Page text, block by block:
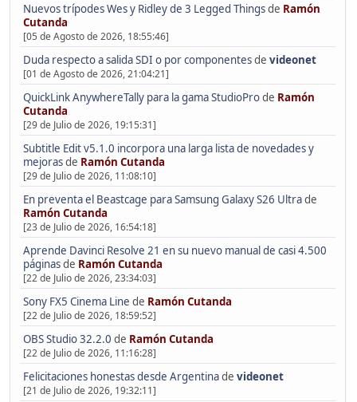
Nuevos trípodes Wes y Ridley de 3 Legged Thingsde Ramón
Cutanda
[05 de Agosto de 2026, 18:55:46]
Duda respecto a salida SDI o por componentesde videonet
[01 de Agosto de 2026, 21:04:21]
QuickLink AnywhereTally para la gama StudioProde Ramón
Cutanda
[29 de Julio de 2026, 19:15:31]
Subtitle Edit v5.1.0 incorpora una larga lista de novedades y
mejorasde Ramón Cutanda
[29 de Julio de 2026, 11:08:10]
En preventa el Beastcage para Samsung Galaxy S26 Ultrade
Ramón Cutanda
[23 de Julio de 2026, 16:54:18]
Aprende Davinci Resolve 21 en su nuevo manual de casi 4.500
páginasde Ramón Cutanda
[22 de Julio de 2026, 23:34:03]
Sony FX5 Cinema Line de Ramón Cutanda
[22 de Julio de 2026, 18:59:52]
OBS Studio 32.2.0 de Ramón Cutanda
[22 de Julio de 2026, 11:16:28]
Felicitaciones honestas desde Argentinade videonet
[21 de Julio de 2026, 19:32:11]